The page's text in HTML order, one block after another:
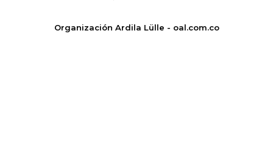
Organización Ardila Lülle - oal.com.co